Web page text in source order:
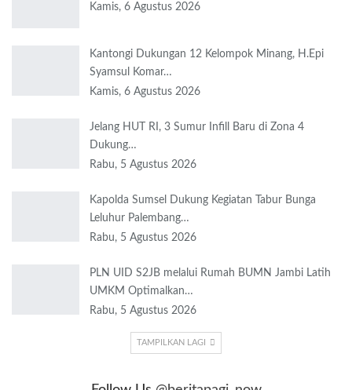
Kamis, 6 Agustus 2026
Kantongi Dukungan 12 Kelompok Minang, H.Epi
Syamsul Komar…
Kamis, 6 Agustus 2026
Jelang HUT RI, 3 Sumur Infill Baru di Zona 4
Dukung…
Rabu, 5 Agustus 2026
Kapolda Sumsel Dukung Kegiatan Tabur Bunga
Leluhur Palembang…
Rabu, 5 Agustus 2026
PLN UID S2JB melalui Rumah BUMN Jambi Latih
UMKM Optimalkan…
Rabu, 5 Agustus 2026
TAMPILKAN LAGI